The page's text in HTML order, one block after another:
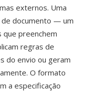
externos. Uma
de documento — um
que preenchem
regras de
do envio ou geram
O formato
a especificação